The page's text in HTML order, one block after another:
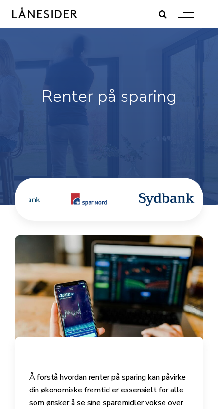
content
Renter på sparing
Å forstå hvordan renter på sparing kan påvirke
din økonomiske fremtid er essensielt for alle
som ønsker å se sine sparemidler vokse over